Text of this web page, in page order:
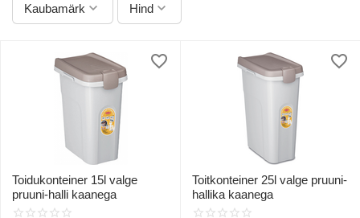
Kaubamärk Hind
Toidukonteiner 15l valge
pruuni-halli kaanega
Toitkonteiner 25l valge pruuni-
hallika kaanega